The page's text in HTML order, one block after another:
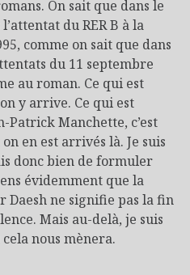
On sait que dans le
du RER B à la
comme on sait que dans
du 11 septembre
au roman. Ce qui est
y arrive. Ce qui est
Manchette, c’est
en est arrivés là. Je suis
donc bien de formuler
évidemment que la
ne signifie pas la fin
Mais au-delà, je suis
nous mènera.